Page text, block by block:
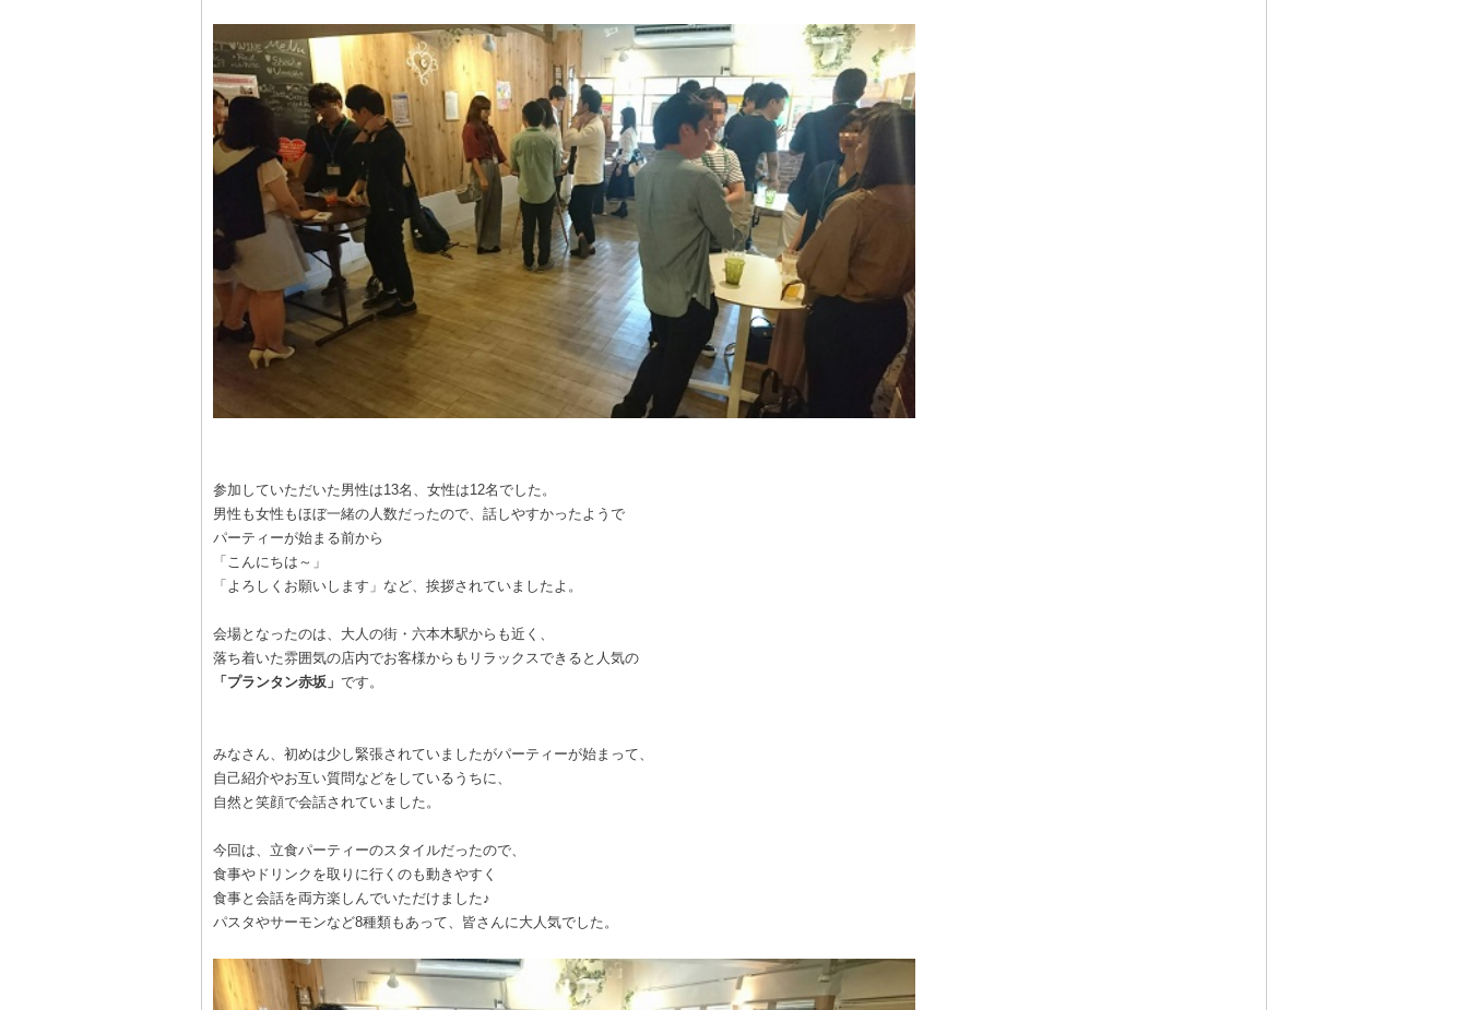
参加していただいた男性は13名、女性は12名でした。
男性も女性もほぼ一緒の人数だったので、話しやすかったようで
パーティーが始まる前から
「こんにちは～」
「よろしくお願いします」など、挨拶されていましたよ。
会場となったのは、大人の街・六本木駅からも近く、
落ち着いた雰囲気の店内でお客様からもリラックスできると人気の
「プランタン赤坂」 です。
みなさん、初めは少し緊張されていましたがパーティーが始まって、
自己紹介やお互い質問などをしているうちに、
自然と笑顔で会話されていました。
今回は、立食パーティーのスタイルだったので、
食事やドリンクを取りに行くのも動きやすく
食事と会話を両方楽しんでいただけました♪
パスタやサーモンなど8種類もあって、皆さんに大人気でした。